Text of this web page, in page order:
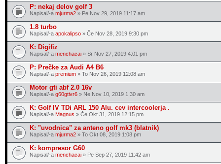
P: nekaj delov golf 3
Napisal/-a mjurma2 » Pe Nov 29, 2019 11:17 am
1.8 turbo
Napisal/-a apokalipso » Če Nov 28, 2019 9:30 pm
K: Digifiz
Napisal/-a menchacai » Sr Nov 27, 2019 4:01 pm
P: Prečke za Audi A4 B6
Napisal/-a premium » To Nov 26, 2019 12:08 am
Motor gti abf 2.0 16v
Napisal/-a g60gtivr6 » Ne Nov 10, 2019 1:30 am
K: Golf IV TDi ARL 150 Alu. cev intercoolerja .
Napisal/-a Magnus » Če Okt 31, 2019 12:15 pm
K: "uvodnica" za anteno golf mk3 (blatnik)
Napisal/-a mjurma2 » To Okt 08, 2019 1:08 pm
K: kompresor G60
Napisal/-a menchacai » Pe Sep 27, 2019 11:42 am